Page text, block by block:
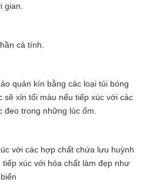
gian.
cá tính.
quản kín bằng các loại túi bóng
sẽ xỉn tối màu nếu tiếp xúc với các
trong những lúc ốm.
với các hợp chất chứa lưu huỳnh
xúc với hóa chất làm đẹp như